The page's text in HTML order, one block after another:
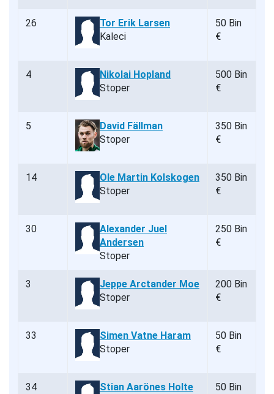
26
Tor Erik Larsen
Kaleci
50 Bin
€
4
Nikolai Hopland
Stoper
500 Bin
€
5
David Fällman
Stoper
350 Bin
€
14
Ole Martin Kolskogen
Stoper
350 Bin
€
30
Alexander Juel
Andersen
Stoper
250 Bin
€
3
Jeppe Arctander Moe
Stoper
200 Bin
€
33
Simen Vatne Haram
Stoper
50 Bin
€
34
Stian Aarönes Holte
50 Bin